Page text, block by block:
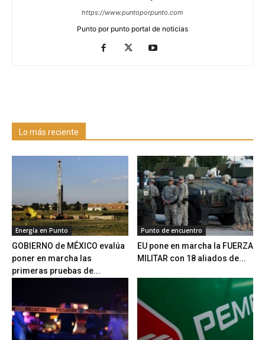
https://www.puntoporpunto.com
Punto por punto portal de noticias
Lo más reciente
Energía en Punto
GOBIERNO de MÉXICO evalúa
poner en marcha las
primeras pruebas de...
Punto de encuentro
EU pone en marcha la FUERZA
MILITAR con 18 aliados de...